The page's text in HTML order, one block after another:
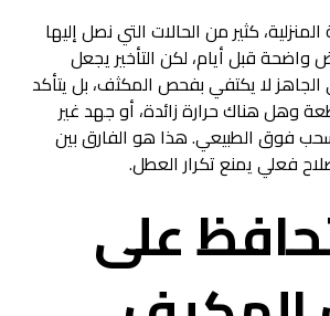
كثير من الحالات التي نصل إليها
واضحة قبل أيام، لكن التأخير يجعل
الجاهز لا يكتفي بفحص المكثف، بل يتأكد
وهل هناك حرارة زائدة، أو جهد غير
فوق الطبيعي. هذا هو الفارق بين
فعلي يمنع تكرار العطل.
على